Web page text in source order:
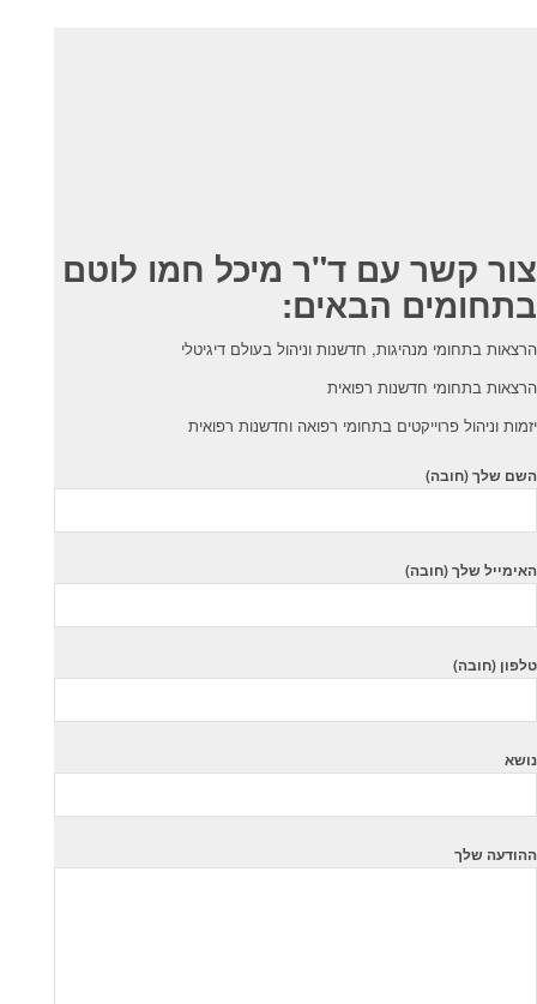
צור קשר עם ד"ר מיכל חמו לוטם
בתחומים הבאים:
הרצאות בתחומי מנהיגות, חדשנות וניהול בעולם דיגיטלי
הרצאות בתחומי חדשנות רפואית
יזמות וניהול פרוייקטים בתחומי רפואה וחדשנות רפואית
השם שלך (חובה)
האימייל שלך (חובה)
טלפון (חובה)
נושא
ההודעה שלך